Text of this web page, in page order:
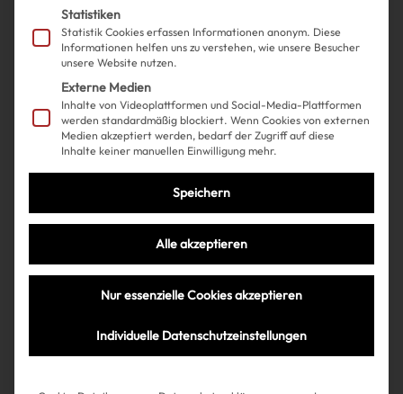
Shopping Fashion| 10.05.2024
Gigi Hadid beweist, wie genial
ein weißes Top zu Jeans
aussehen kann
Statistiken
Statistik Cookies erfassen Informationen anonym. Diese
Informationen helfen uns zu verstehen, wie unsere Besucher
unsere Website nutzen.
Externe Medien
Inhalte von Videoplattformen und Social-Media-Plattformen
werden standardmäßig blockiert. Wenn Cookies von externen
Medien akzeptiert werden, bedarf der Zugriff auf diese
Inhalte keiner manuellen Einwilligung mehr.
Speichern
Alle akzeptieren
Nur essenzielle Cookies akzeptieren
Individuelle Datenschutzeinstellungen